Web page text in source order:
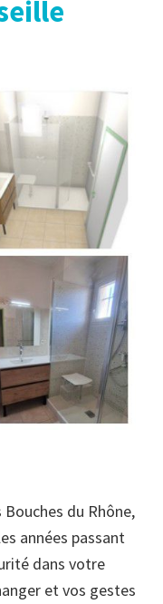
du Rhône,
années passant
dans votre
et vos gestes